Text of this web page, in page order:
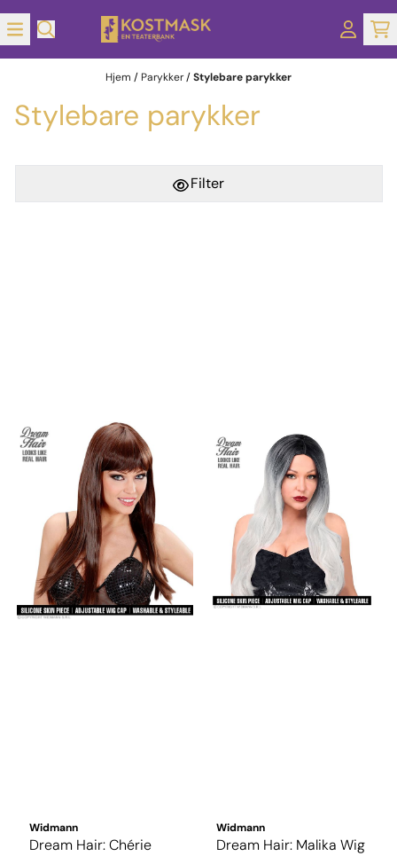
Hopp til innhold
Hjem / Parykker/Stylebare parykker
Stylebare parykker
Filter
Widmann
Dream Hair: Chérie
Widmann
Dream Hair: Malika Wig